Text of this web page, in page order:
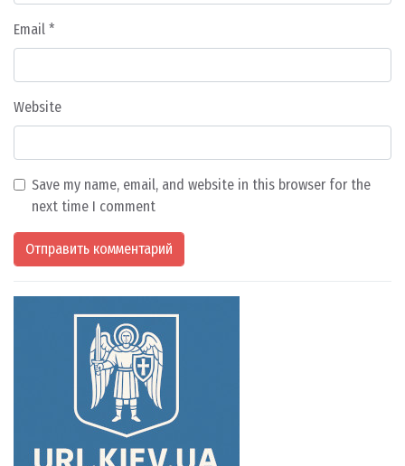
Email *
Website
Save my name, email, and website in this browser for the
next time I comment